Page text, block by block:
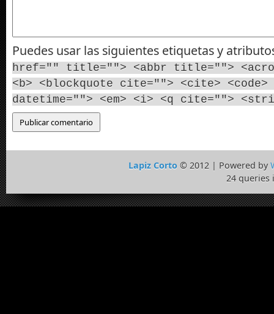
Puedes usar las siguientes etiquetas y
href="" title=""> <abbr title="">
<b> <blockquote cite=""> <cite> <code>
datetime=""> <em> <i> <q cite="">
Lapiz Corto© 2012 | Powered by
24 queries